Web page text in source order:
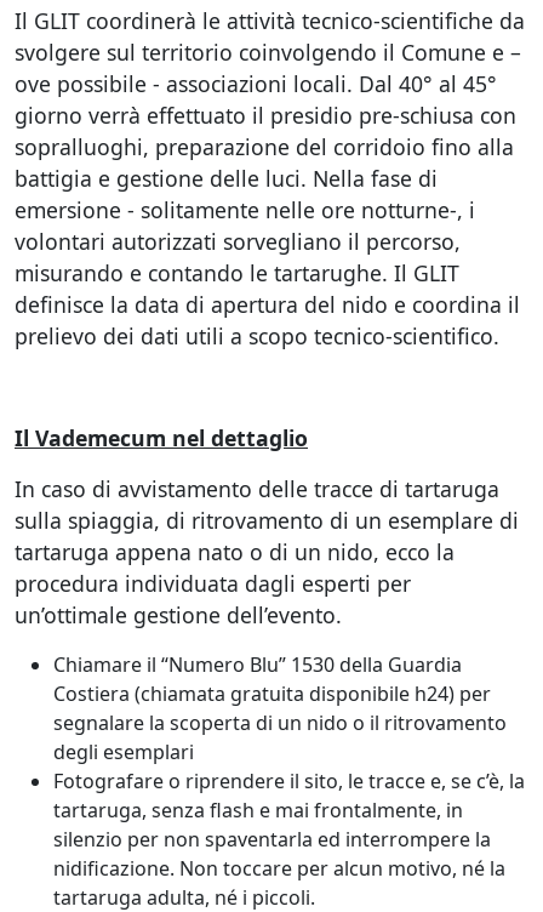
Il GLIT coordinerà le attività tecnico-scientifiche da
svolgere sul territorio coinvolgendo il Comune e –
ove possibile - associazioni locali. Dal 40° al 45°
giorno verrà effettuato il presidio pre-schiusa con
sopralluoghi, preparazione del corridoio fino alla
battigia e gestione delle luci. Nella fase di
emersione - solitamente nelle ore notturne-, i
volontari autorizzati sorvegliano il percorso,
misurando e contando le tartarughe. Il GLIT
definisce la data di apertura del nido e coordina il
prelievo dei dati utili a scopo tecnico-scientifico.
Il Vademecum nel dettaglio
In caso di avvistamento delle tracce di tartaruga
sulla spiaggia, di ritrovamento di un esemplare di
tartaruga appena nato o di un nido, ecco la
procedura individuata dagli esperti per
un’ottimale gestione dell’evento.
Chiamare il “Numero Blu” 1530 della Guardia
Costiera (chiamata gratuita disponibile h24) per
segnalare la scoperta di un nido o il ritrovamento
degli esemplari
Fotografare o riprendere il sito, le tracce e, se c’è, la
tartaruga, senza flash e mai frontalmente, in
silenzio per non spaventarla ed interrompere la
nidificazione. Non toccare per alcun motivo, né la
tartaruga adulta, né i piccoli.